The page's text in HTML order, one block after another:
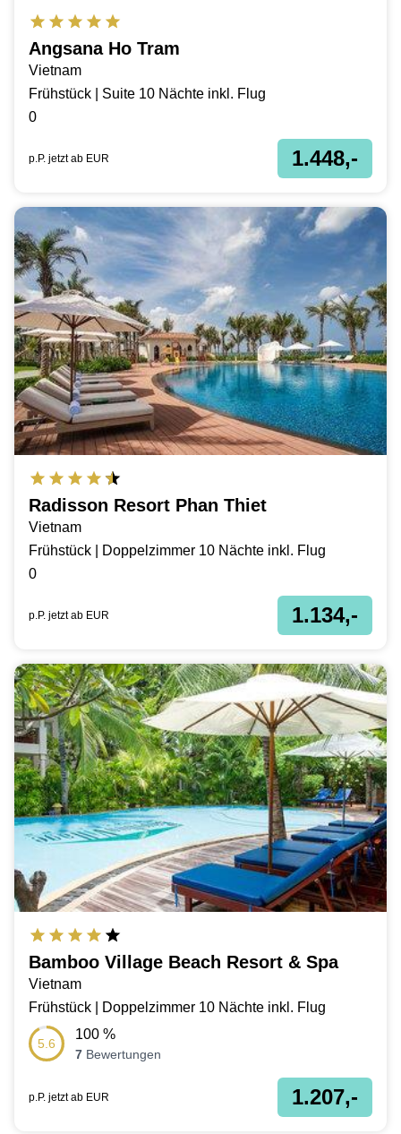
Angsana Ho Tram
Vietnam
Frühstück | Suite 10 Nächte inkl. Flug
0
p.P. jetzt ab EUR 1.448,-
Radisson Resort Phan Thiet
Vietnam
Frühstück | Doppelzimmer 10 Nächte inkl. Flug
0
p.P. jetzt ab EUR 1.134,-
Bamboo Village Beach Resort & Spa
Vietnam
Frühstück | Doppelzimmer 10 Nächte inkl. Flug
5.6
100 %
7 Bewertungen
p.P. jetzt ab EUR 1.207,-